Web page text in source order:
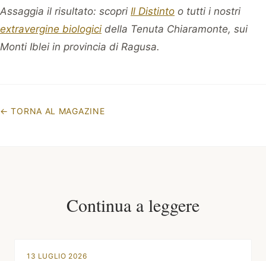
Assaggia il risultato: scopri Il Distinto o tutti i nostri
extravergine biologici della Tenuta Chiaramonte, sui
Monti Iblei in provincia di Ragusa.
←TORNA AL MAGAZINE
Continua a leggere
13 LUGLIO 2026